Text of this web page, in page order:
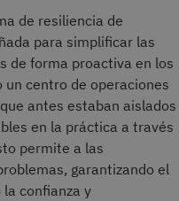
de resiliencia de
para simplificar las
de forma proactiva en los
centro de operaciones
antes estaban aislados
en la práctica a través
permite a las
garantizando el
confianza y